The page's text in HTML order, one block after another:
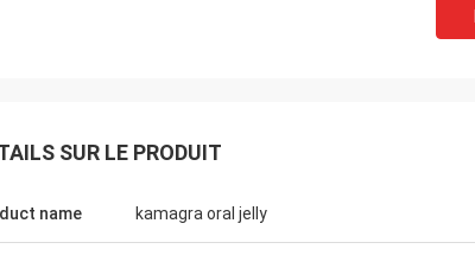
SUR LE PRODUIT
name kamagra oral jelly